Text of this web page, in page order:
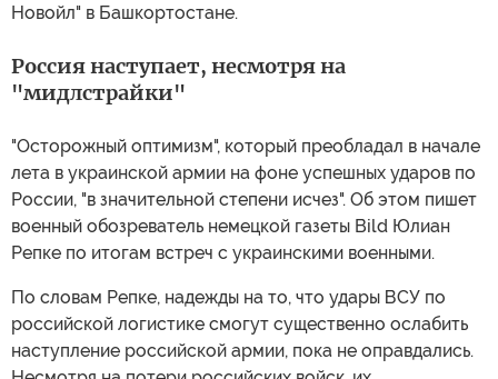
Новойл" в Башкортостане.
Россия наступает, несмотря на
"мидлстрайки"
"Осторожный оптимизм", который преобладал в начале
лета в украинской армии на фоне успешных ударов по
России, "в значительной степени исчез". Об этом пишет
военный обозреватель немецкой газеты Bild Юлиан
Репке по итогам встреч с украинскими военными.
По словам Репке, надежды на то, что удары ВСУ по
российской логистике смогут существенно ослабить
наступление российской армии, пока не оправдались.